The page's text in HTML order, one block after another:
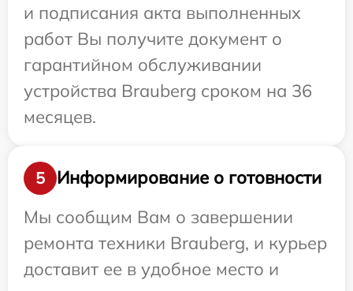
и подписания акта выполненных
работ Вы получите документ о
гарантийном обслуживании
устройства Brauberg сроком на 36
месяцев.
5
Информирование о готовности
Мы сообщим Вам о завершении
ремонта техники Brauberg, и курьер
доставит ее в удобное место и